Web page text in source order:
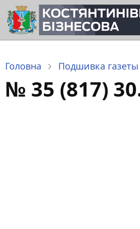
Перейти
до
основного
Головна Подшивка газеты
№ 35 (817)